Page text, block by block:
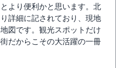
より便利かと思います。北
詳細に記されており、現地
図です。観光スポットだけ
だからこその大活躍の一冊